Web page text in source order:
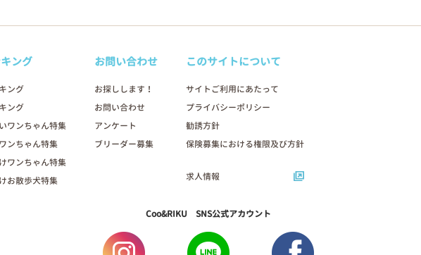
ング
ング
ング
ワンちゃん特集
ンちゃん特集
ワンちゃん特集
お散歩犬特集
お問い合わせ
お探しします！
お問い合わせ
アンケート
ブリーダー募集
このサイトについて
サイトご利用にあたって
プライバシーポリシー
勧誘方針
保険募集における権限及び方針
求人情報
Coo&RIKU SNS公式アカウント